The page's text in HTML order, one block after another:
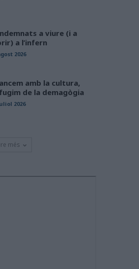
a viure (i a
a l’infern
2026
amb la cultura,
de la demagògia
2026
més